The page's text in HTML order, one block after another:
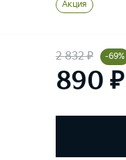
Акция
2 832 ₽ -69%
890 ₽